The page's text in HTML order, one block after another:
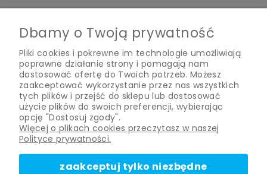
O NAS
pokoloruj swoją pocztę!
fajne promocje, zapowiedzi nowości + nowe posty na blogu
10% RABATU
dołącz do newslettera i odbierz
rabat powitalny!
Dbamy o Twoją prywatność
Pliki cookies i pokrewne im technologie umożliwiają
poprawne działanie strony i pomagają nam
dostosować ofertę do Twoich potrzeb. Możesz
zaakceptować wykorzystanie przez nas wszystkich
tych plików i przejść do sklepu lub dostosować
użycie plików do swoich preferencji, wybierając
opcję "Dostosuj zgody".
Więcej o plikach cookies przeczytasz w naszej
Polityce prywatności.
zaakceptuj tylko niezbędne